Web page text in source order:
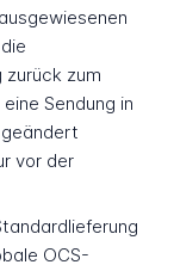
zurück zum
Sendung in
vor der
OCS-